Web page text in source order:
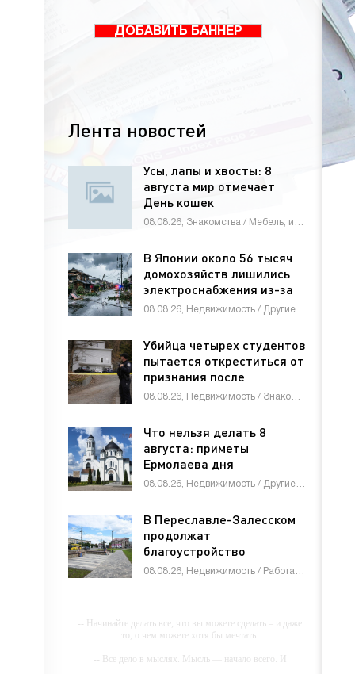
ДОБАВИТЬ БАННЕР
Лента новостей
Усы, лапы и хвосты: 8
августа мир отмечает
День кошек
В Японии около 56 тысяч
домохозяйств лишились
электроснабжения из-за
тайфуна
Убийца четырех студентов
пытается откреститься от
признания после
приговора
Что нельзя делать 8
августа: приметы
Ермолаева дня
В Переславле-Залесском
продолжат
благоустройство
пешеходного центра
-- Начинайте делать все, что вы можете сделать – и даже
то, о чем можете хотя бы мечтать.
-- Все дело в мыслях. Мысль — начало всего. И